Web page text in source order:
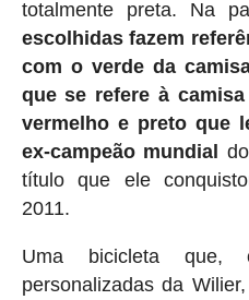
totalmente preta. Na
escolhidas fazem
com o verde da
que se refere à
vermelho e preto que
ex-campeão mundial
título que ele
2011.
Uma bicicleta que,
personalizadas da Wilier,